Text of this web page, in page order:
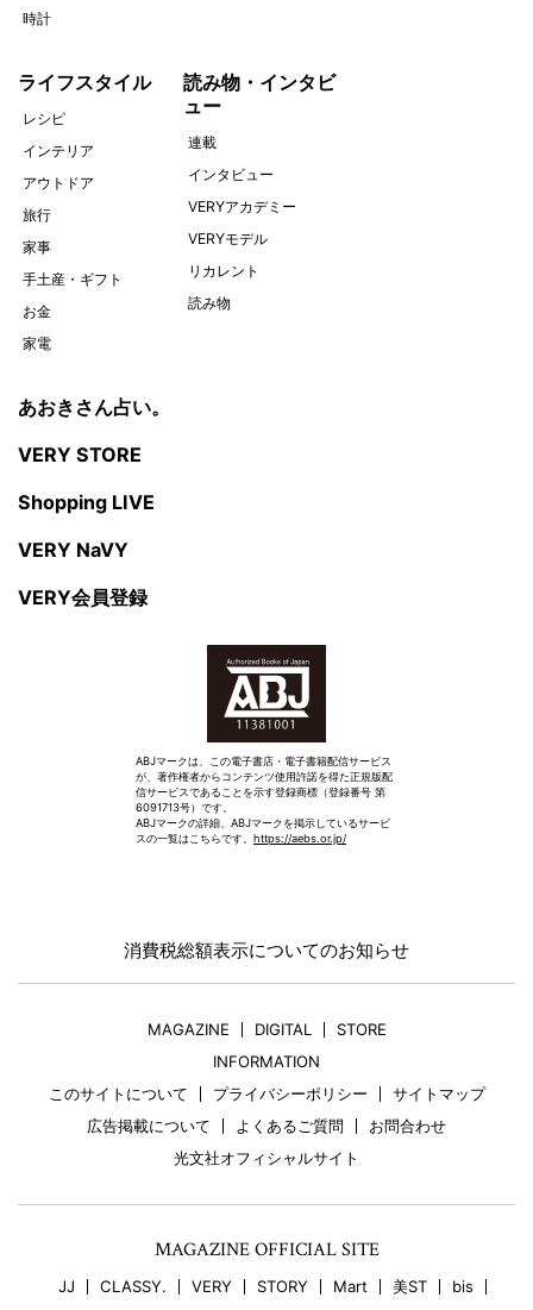
時計
ライフスタイル
レシピ
インテリア
アウトドア
旅行
家事
手土産・ギフト
お金
家電
読み物・インタビ
ュー
連載
インタビュー
VERYアカデミー
VERYモデル
リカレント
読み物
あおきさん占い。
VERY STORE
Shopping LIVE
VERY NaVY
VERY会員登録
ABJマークは、この電子書店・電子書籍配信サービス
が、著作権者からコンテンツ使用許諾を得た正規版配
信サービスであることを示す登録商標（登録番号 第
6091713号）です。
ABJマークの詳細、ABJマークを掲示しているサービ
スの一覧はこちらです。 https://aebs.or.jp/
消費税総額表示についてのお知らせ
MAGAZINE DIGITAL
STORE
INFORMATION
このサイトについて
プライバシーポリシー
サイトマップ
広告掲載について
よくあるご質問
お問合わせ
光文社オフィシャルサイト
MAGAZINE OFFICIAL SITE
JJ CLASSY. VERY STORY Mart 美ST
bis